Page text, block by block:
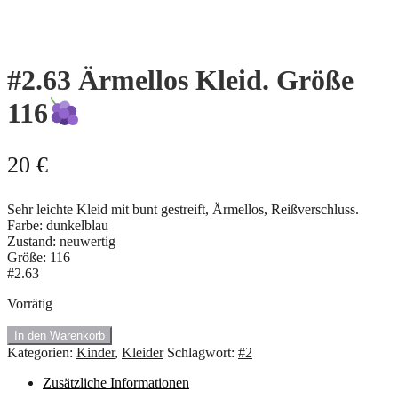
#2.63 Ärmellos Kleid. Größe
116
20 €
Sehr leichte Kleid mit bunt gestreift, Ärmellos, Reißverschluss.
Farbe: dunkelblau
Zustand: neuwertig
Größe: 116
#2.63
Vorrätig
#2.63
Ärmellos
Kleid.
Größe
In den Warenkorb
Kategorien: Kinder, Kleider Schlagwort: #2
Zusätzliche Informationen